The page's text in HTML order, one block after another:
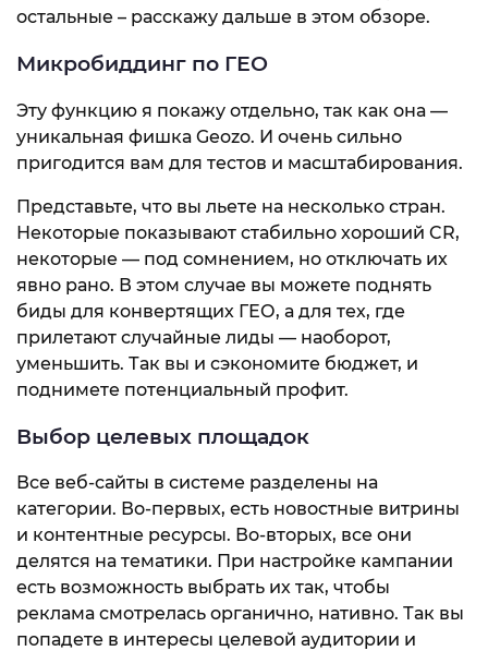
остальные – расскажу дальше в этом обзоре.
Микробиддинг по ГЕО
Эту функцию я покажу отдельно, так как она —
уникальная фишка Geozo. И очень сильно
пригодится вам для тестов и масштабирования.
Представьте, что вы льете на несколько стран.
Некоторые показывают стабильно хороший CR,
некоторые — под сомнением, но отключать их
явно рано. В этом случае вы можете поднять
биды для конвертящих ГЕО, а для тех, где
прилетают случайные лиды — наоборот,
уменьшить. Так вы и сэкономите бюджет, и
поднимете потенциальный профит.
Выбор целевых площадок
Все веб-сайты в системе разделены на
категории. Во-первых, есть новостные витрины
и контентные ресурсы. Во-вторых, все они
делятся на тематики. При настройке кампании
есть возможность выбрать их так, чтобы
реклама смотрелась органично, нативно. Так вы
попадете в интересы целевой аудитории и